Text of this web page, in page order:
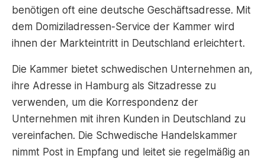
benötigen oft eine deutsche Geschäftsadresse. Mit
dem Domiziladressen-Service der Kammer wird
ihnen der Markteintritt in Deutschland erleichtert.
Die Kammer bietet schwedischen Unternehmen an,
ihre Adresse in Hamburg als Sitzadresse zu
verwenden, um die Korrespondenz der
Unternehmen mit ihren Kunden in Deutschland zu
vereinfachen. Die Schwedische Handelskammer
nimmt Post in Empfang und leitet sie regelmäßig an